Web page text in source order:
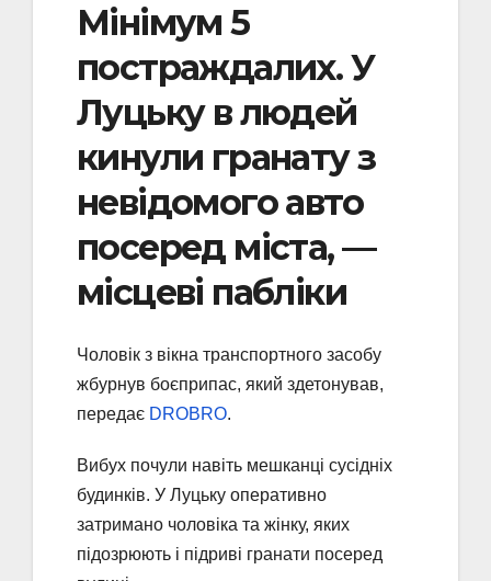
Мінімум 5
постраждалих. У
Луцьку в людей
кинули гранату з
невідомого авто
посеред міста, —
місцеві пабліки
Чоловік з вікна транспортного засобу
жбурнув боєприпас, який здетонував,
передає DROBRO.
Вибух почули навіть мешканці сусідніх
будинків. У Луцьку оперативно
затримано чоловіка та жінку, яких
підозрюють і підриві гранати посеред